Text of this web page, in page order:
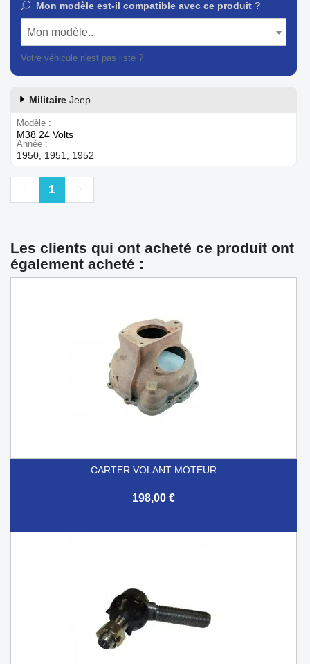
Mon modèle est-il compatible avec ce produit ?
Mon modèle...
Votre véhicule n'est pas listé ?
Militaire Jeep
Modèle
M38 24 Volts
Année
1950, 1951, 1952
Précédent
1
Les clients qui ont acheté ce produit ont
également acheté :
CARTER VOLANT MOTEUR
198,00 €